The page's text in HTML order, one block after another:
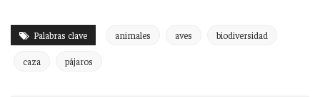
Palabras clave animales aves biodiversidad
caza pájaros